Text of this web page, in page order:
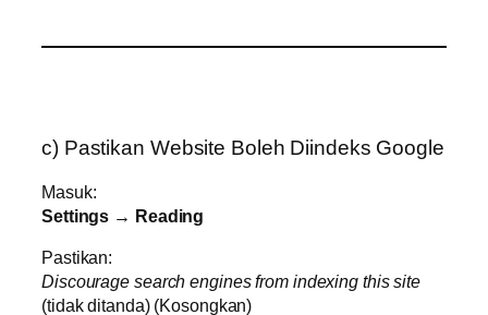
c) Pastikan Website Boleh Diindeks Google
Masuk:
Settings → Reading
Pastikan:
Discourage search engines from indexing this site
(tidak ditanda) (Kosongkan)